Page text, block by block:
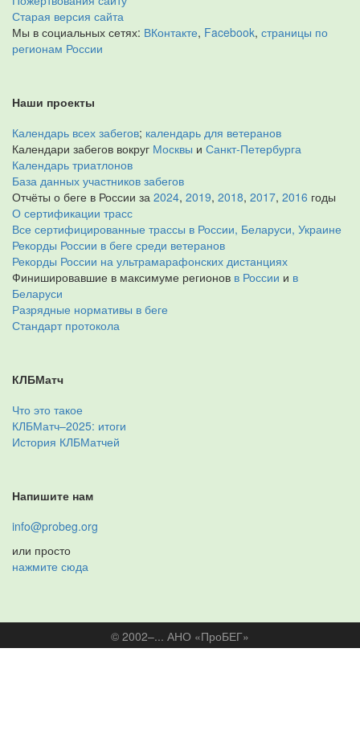
Старая версия сайта
Мы в социальных сетях: ВКонтакте, Facebook, страницы по
регионам России
Наши проекты
Календарь всех забегов; календарь для ветеранов
Календари забегов вокруг Москвы и Санкт-Петербурга
Календарь триатлонов
База данных участников забегов
Отчёты о беге в России за 2024, 2019, 2018, 2017, 2016 годы
О сертификации трасс
Все сертифицированные трассы в России, Беларуси, Украине
Рекорды России в беге среди ветеранов
Рекорды России на ультрамарафонских дистанциях
Финишировавшие в максимуме регионов в России и в
Беларуси
Разрядные нормативы в беге
Стандарт протокола
КЛБМатч
Что это такое
КЛБМатч–2025: итоги
История КЛБМатчей
Напишите нам
info@probeg.org
или просто
нажмите сюда
© 2002–... АНО «ПроБЕГ»